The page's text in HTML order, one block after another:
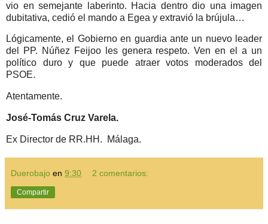
vio en semejante laberinto. Hacia dentro dio una imagen
dubitativa, cedió el mando a Egea y extravió la brújula…
Lógicamente, el Gobierno en guardia ante un nuevo leader
del PP. Núñez Feijoo les genera respeto. Ven en el a un
político duro y que puede atraer votos moderados del
PSOE.
Atentamente.
José-Tomás Cruz Varela.
Ex Director de RR.HH. Málaga.
Duerobajo en 9:30 2 comentarios:
Compartir